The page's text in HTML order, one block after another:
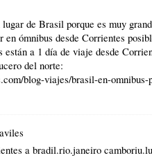
de Brasil porque es muy
ómnibus desde Corrientes
a 1 día de viaje desde
del norte:
blog-viajes/brasil-en-omnibus-
a bradil.rio.janeiro